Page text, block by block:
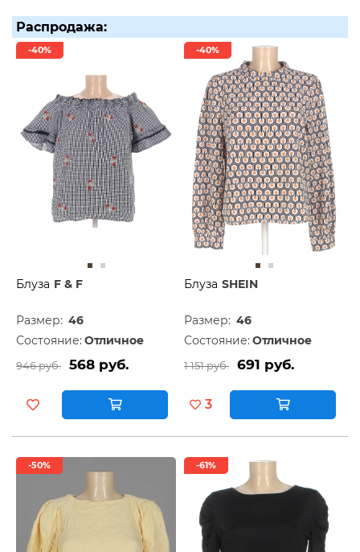
Распродажа:
-40%
Блуза F & F
Размер: 46
Состояние: Отличное
946 руб. 568 руб.
-40%
Блуза SHEIN
Размер: 46
Состояние: Отличное
1 151 руб. 691 руб.
3
-50% -61%